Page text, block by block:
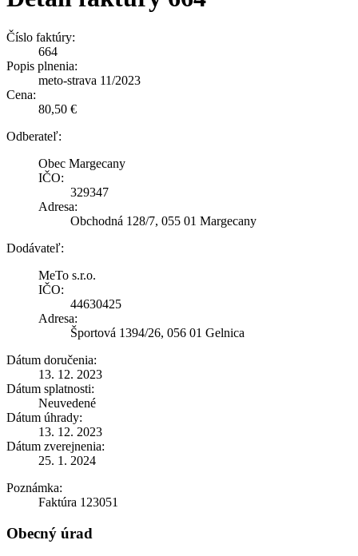
Číslo faktúry:
664
Popis plnenia:
meto-strava 11/2023
Cena:
80,50 €
Odberateľ:
Obec Margecany
IČO:
329347
Adresa:
Obchodná 128/7, 055 01 Margecany
Dodávateľ:
MeTo s.r.o.
IČO:
44630425
Adresa:
Športová 1394/26, 056 01 Gelnica
Dátum doručenia:
13. 12. 2023
Dátum splatnosti:
Neuvedené
Dátum úhrady:
13. 12. 2023
Dátum zverejnenia:
25. 1. 2024
Poznámka:
Faktúra 123051
Obecný úrad